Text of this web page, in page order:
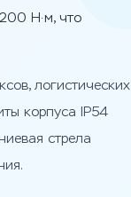
Н·м, что
логистических
корпуса IP54
стрела